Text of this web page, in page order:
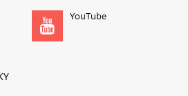
YouTube